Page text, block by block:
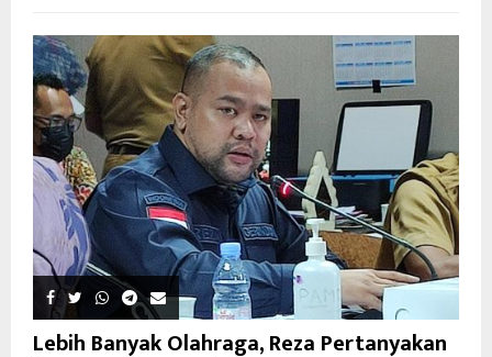
Lebih Banyak Olahraga, Reza Pertanyakan